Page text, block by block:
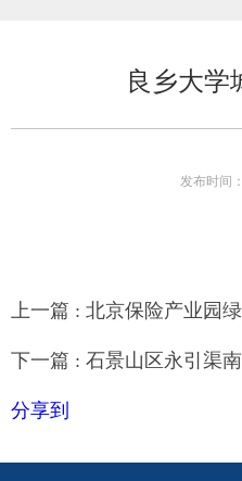
良乡大学
发布时间
上一篇 : 北京保险产业园
下一篇 : 石景山区永引渠
分享到